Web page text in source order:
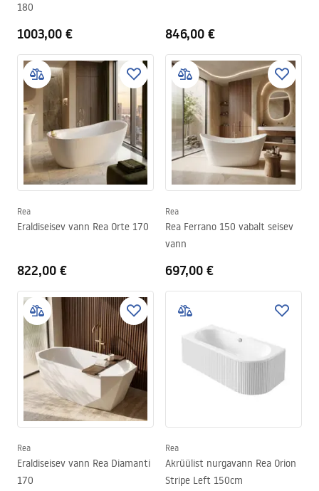
180
1003,00 € 846,00 €
Rea
Eraldiseisev vann Rea Orte 170
822,00 €
Rea
Rea Ferrano 150 vabalt seisev
vann
697,00 €
Rea
Eraldiseisev vann Rea Diamanti
170
Rea
Akrüülist nurgavann Rea Orion
Stripe Left 150cm